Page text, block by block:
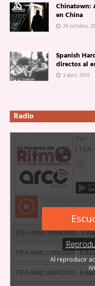
Chinatown:
en China
24 octubre,
Spanish
directos al
3 abril, 1995
Radio